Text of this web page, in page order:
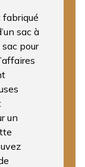
fabriqué
sac à
sac pour
un